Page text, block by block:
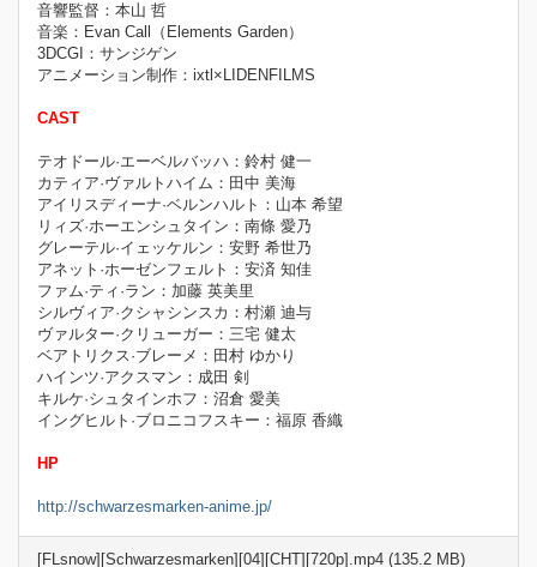
音響監督：本山 哲
音楽：Evan Call（Elements Garden）
3DCGI：サンジゲン
アニメーション制作：ixtl×LIDENFILMS
CAST
テオドール·エーベルバッハ：鈴村 健一
カティア·ヴァルトハイム：田中 美海
アイリスディーナ·ベルンハルト：山本 希望
リィズ·ホーエンシュタイン：南條 愛乃
グレーテル·イェッケルン：安野 希世乃
アネット·ホーゼンフェルト：安済 知佳
ファム·ティ·ラン：加藤 英美里
シルヴィア·クシャシンスカ：村瀬 迪与
ヴァルター·クリューガー：三宅 健太
ベアトリクス·ブレーメ：田村 ゆかり
ハインツ·アクスマン：成田 剣
キルケ·シュタインホフ：沼倉 愛美
イングヒルト·ブロニコフスキー：福原 香織
HP
http://schwarzesmarken-anime.jp/
[FLsnow][Schwarzesmarken][04][CHT][720p].mp4 (135.2 MB)